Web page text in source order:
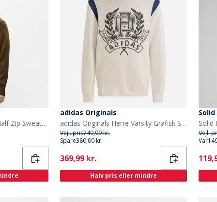
Wood Wood Herre Tay Half Zip Sweater Desert Palm
adidas Originals
adidas Originals Herre Varsity Grafisk Strikket Sweater Wonder Alumina
Vejl. pris749,99 kr.
Spare380,00 kr.
Current
369,99 kr.
Halv pris eller mindre
Solid
Vejl.
Var